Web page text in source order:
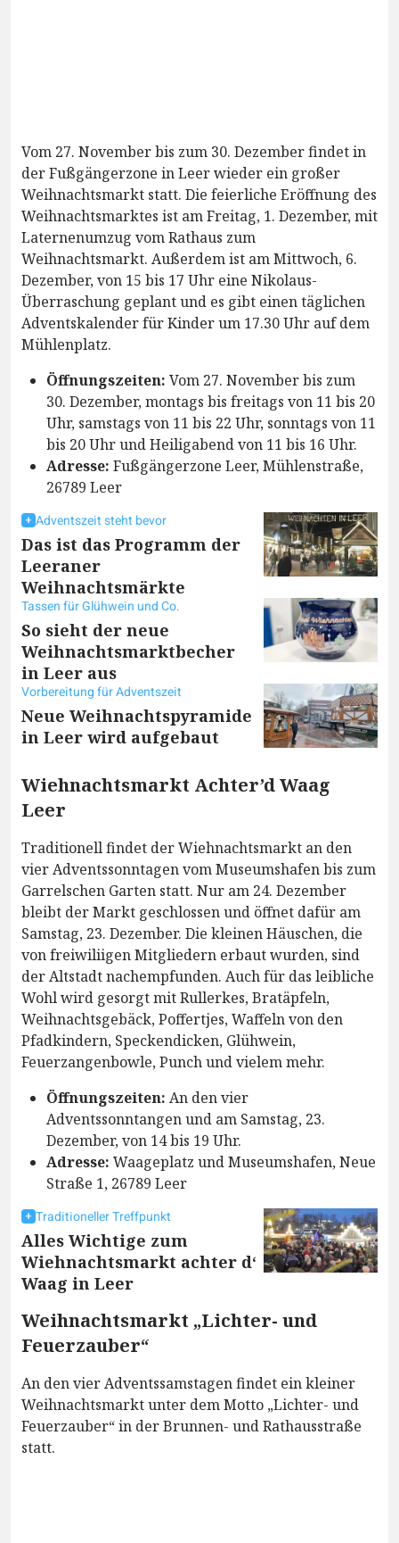
Vom 27. November bis zum 30. Dezember findet in
der Fußgängerzone in Leer wieder ein großer
Weihnachtsmarkt statt. Die feierliche Eröffnung des
Weihnachtsmarktes ist am Freitag, 1. Dezember, mit
Laternenumzug vom Rathaus zum
Weihnachtsmarkt. Außerdem ist am Mittwoch, 6.
Dezember, von 15 bis 17 Uhr eine Nikolaus-
Überraschung geplant und es gibt einen täglichen
Adventskalender für Kinder um 17.30 Uhr auf dem
Mühlenplatz.
Öffnungszeiten: Vom 27. November bis zum
30. Dezember, montags bis freitags von 11 bis 20
Uhr, samstags von 11 bis 22 Uhr, sonntags von 11
bis 20 Uhr und Heiligabend von 11 bis 16 Uhr.
Adresse: Fußgängerzone Leer, Mühlenstraße,
26789 Leer
Adventszeit steht bevor
Das ist das Programm der
Leeraner
Weihnachtsmärkte
Tassen für Glühwein und Co.
So sieht der neue
Weihnachtsmarktbecher
in Leer aus
Vorbereitung für Adventszeit
Neue Weihnachtspyramide
in Leer wird aufgebaut
Wiehnachtsmarkt Achter’d Waag
Leer
Traditionell findet der Wiehnachtsmarkt an den
vier Adventssonntagen vom Museumshafen bis zum
Garrelschen Garten statt. Nur am 24. Dezember
bleibt der Markt geschlossen und öffnet dafür am
Samstag, 23. Dezember. Die kleinen Häuschen, die
von freiwiliigen Mitgliedern erbaut wurden, sind
der Altstadt nachempfunden. Auch für das leibliche
Wohl wird gesorgt mit Rullerkes, Bratäpfeln,
Weihnachtsgebäck, Poffertjes, Waffeln von den
Pfadkindern, Speckendicken, Glühwein,
Feuerzangenbowle, Punch und vielem mehr.
Öffnungszeiten: An den vier
Adventssonntangen und am Samstag, 23.
Dezember, von 14 bis 19 Uhr.
Adresse: Waageplatz und Museumshafen, Neue
Straße 1, 26789 Leer
Traditioneller Treffpunkt
Alles Wichtige zum
Wiehnachtsmarkt achter d‘
Waag in Leer
Weihnachtsmarkt „Lichter- und
Feuerzauber“
An den vier Adventssamstagen findet ein kleiner
Weihnachtsmarkt unter dem Motto „Lichter- und
Feuerzauber“ in der Brunnen- und Rathausstraße
statt.